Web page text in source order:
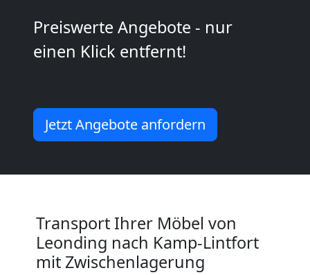
Preiswerte Angebote - nur
einen Klick entfernt!
Jetzt Angebote anfordern
Transport Ihrer Möbel von
Leonding nach Kamp-Lintfort
mit Zwischenlagerung
National
International
Beiladung
Beiladung